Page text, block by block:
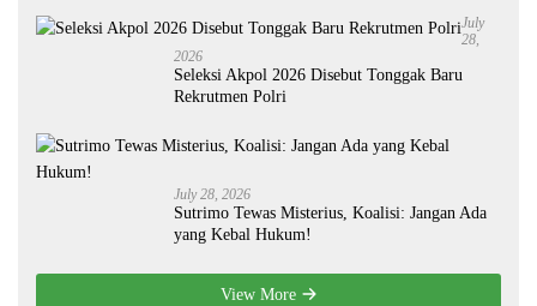
July
28,
2026
Seleksi Akpol 2026 Disebut Tonggak Baru
Rekrutmen Polri
July 28, 2026
Sutrimo Tewas Misterius, Koalisi: Jangan Ada
yang Kebal Hukum!
View More